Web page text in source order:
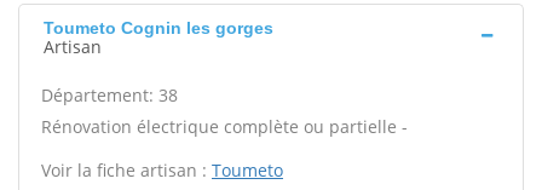
Toumeto Cognin les gorges
Artisan
Département: 38
Rénovation électrique complète ou partielle -
Voir la fiche artisan : Toumeto